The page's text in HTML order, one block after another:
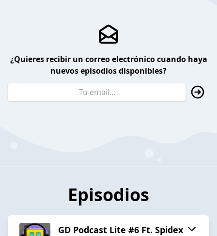
¿Quieres recibir un correo electrónico cuando haya
nuevos episodios disponibles?
Episodios
GD Podcast Lite #6 Ft. Spidex